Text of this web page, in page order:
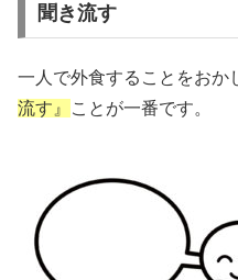
聞き流す
一人で外食することをおか
流す』
ことが一番です。